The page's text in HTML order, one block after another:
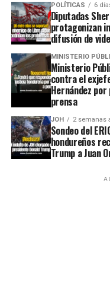
POLÍTICAS 6
Diputadas
protagonizan
difusión de
MINISTERIO
Ministerio
contra el
Hernández
prensa
JOH 2 semanas
Sondeo del
hondureños
Trump a Juan